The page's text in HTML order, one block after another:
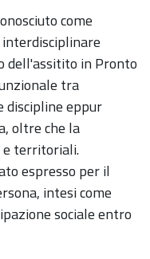
come
dell'assitito in Pronto
tra
eppur
oltre che la
e territoriali.
espresso per il
intesi come
sociale entro